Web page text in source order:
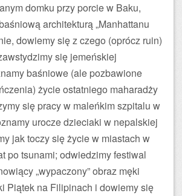
domku przy porcie w Baku,
architekturą „Manhattanu
dowiemy się z czego (oprócz ruin)
się jemeńskiej
baśniowe (ale pozbawione
życie ostatniego maharadży
się pracy w maleńkim szpitalu w
urocze dzieciaki w nepalskiej
jak toczy się życie w miastach w
po tsunami; odwiedzimy festiwal
„wypaczony” obraz męki
Piątek na Filipinach i dowiemy się